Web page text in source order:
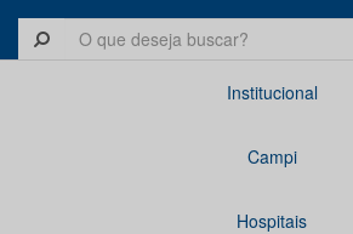
Institucional
Campi
Hospitais